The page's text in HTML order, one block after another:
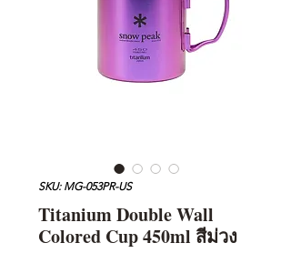
SKU: MG-053PR-US
Titanium Double Wall
Colored Cup 450ml สีม่วง